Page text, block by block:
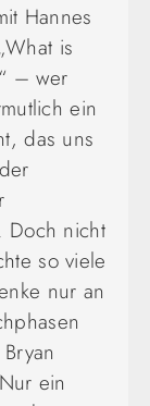
Hannes
is
– wer
ein
das uns
Doch nicht
so viele
nur an
ein